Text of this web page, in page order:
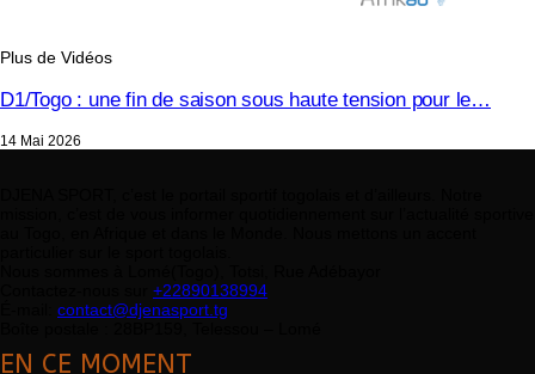
Plus de Vidéos
D1/Togo : une fin de saison sous haute tension pour le…
14 Mai 2026
+22890138994
contact@djenasport.tg
EN CE MOMENT